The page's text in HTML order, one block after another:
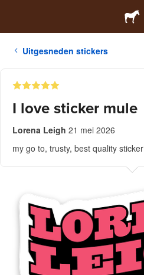
Uitgesneden stickers
I love sticker mule
Lorena Leigh 21 mei 2026
my go to, trusty, best quality sticker